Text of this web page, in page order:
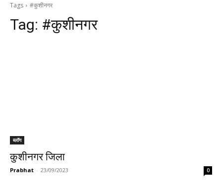
Tags #कुशीनगर
Tag: #कुशीनगर
ब्लॉग
कुशीनगर जिला
Prabhat - 23/09/2023 0